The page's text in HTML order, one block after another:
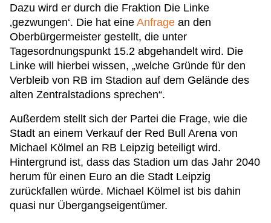
Dazu wird er durch die Fraktion Die Linke
‚gezwungen‘. Die hat eine Anfrage an den
Oberbürgermeister gestellt, die unter
Tagesordnungspunkt 15.2 abgehandelt wird. Die
Linke will hierbei wissen, „welche Gründe für den
Verbleib von RB im Stadion auf dem Gelände des
alten Zentralstadions sprechen“.
Außerdem stellt sich der Partei die Frage, wie die
Stadt an einem Verkauf der Red Bull Arena von
Michael Kölmel an RB Leipzig beteiligt wird.
Hintergrund ist, dass das Stadion um das Jahr 2040
herum für einen Euro an die Stadt Leipzig
zurückfallen würde. Michael Kölmel ist bis dahin
quasi nur Übergangseigentümer.